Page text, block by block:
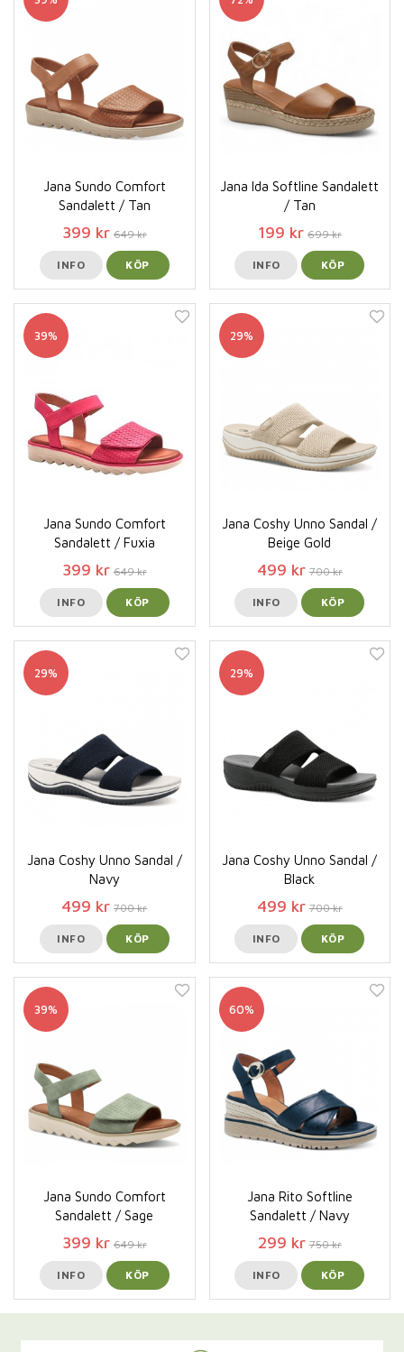
Jana Sundo Comfort
Sandalett / Tan
399 kr 649 kr
INFO KÖP
Jana Ida Softline Sandalett
/ Tan
199 kr 699 kr
INFO KÖP
39%
Jana Sundo Comfort
Sandalett / Fuxia
399 kr 649 kr
INFO KÖP
29%
Jana Coshy Unno Sandal /
Beige Gold
499 kr 700 kr
INFO KÖP
29%
Jana Coshy Unno Sandal /
Navy
499 kr 700 kr
INFO KÖP
29%
Jana Coshy Unno Sandal /
Black
499 kr 700 kr
INFO KÖP
39%
Jana Sundo Comfort
Sandalett / Sage
399 kr 649 kr
INFO KÖP
60%
Jana Rito Softline
Sandalett / Navy
299 kr 750 kr
INFO KÖP